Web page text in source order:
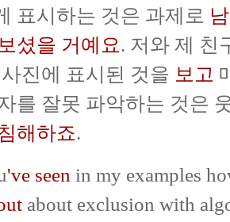
표시하는 것은 과제로
보셨을 거예요. 저와 제 친
진에 표시된 것을 보고
를 잘못 파악하는 것은
해하죠.
've seen in my examples
about exclusion with